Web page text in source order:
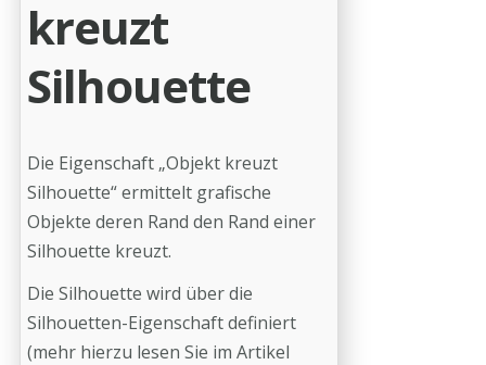
kreuzt
Silhouette
Die Eigenschaft „Objekt kreuzt
Silhouette“ ermittelt grafische
Objekte deren Rand den Rand einer
Silhouette kreuzt.
Die Silhouette wird über die
Silhouetten-Eigenschaft definiert
(mehr hierzu lesen Sie im Artikel